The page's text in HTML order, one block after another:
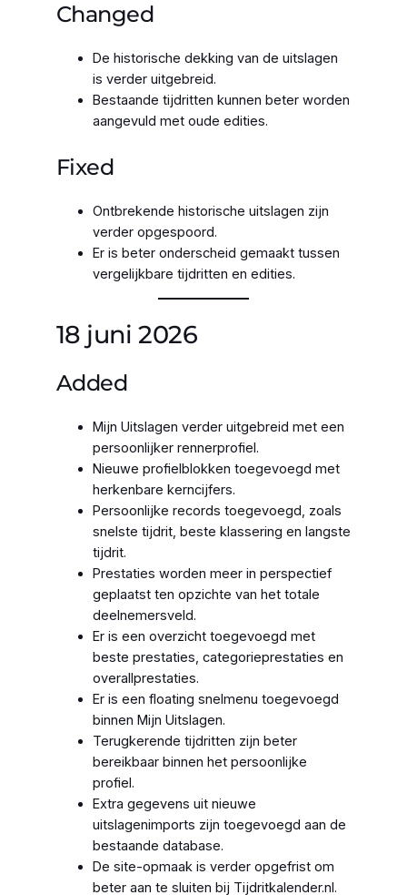
Changed
De historische dekking van de uitslagen
is verder uitgebreid.
Bestaande tijdritten kunnen beter worden
aangevuld met oude edities.
Fixed
Ontbrekende historische uitslagen zijn
verder opgespoord.
Er is beter onderscheid gemaakt tussen
vergelijkbare tijdritten en edities.
18 juni 2026
Added
Mijn Uitslagen verder uitgebreid met een
persoonlijker rennerprofiel.
Nieuwe profielblokken toegevoegd met
herkenbare kerncijfers.
Persoonlijke records toegevoegd, zoals
snelste tijdrit, beste klassering en langste
tijdrit.
Prestaties worden meer in perspectief
geplaatst ten opzichte van het totale
deelnemersveld.
Er is een overzicht toegevoegd met
beste prestaties, categorieprestaties en
overallprestaties.
Er is een floating snelmenu toegevoegd
binnen Mijn Uitslagen.
Terugkerende tijdritten zijn beter
bereikbaar binnen het persoonlijke
profiel.
Extra gegevens uit nieuwe
uitslagenimports zijn toegevoegd aan de
bestaande database.
De site-opmaak is verder opgefrist om
beter aan te sluiten bij Tijdritkalender.nl.